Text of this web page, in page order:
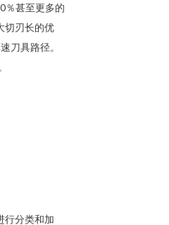
％甚至更多的
切刃长的优
刀具路径。
行分类和加